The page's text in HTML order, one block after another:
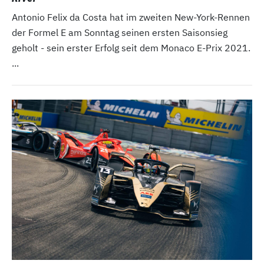
Antonio Felix da Costa hat im zweiten New-York-Rennen
der Formel E am Sonntag seinen ersten Saisonsieg
geholt - sein erster Erfolg seit dem Monaco E-Prix 2021.
...